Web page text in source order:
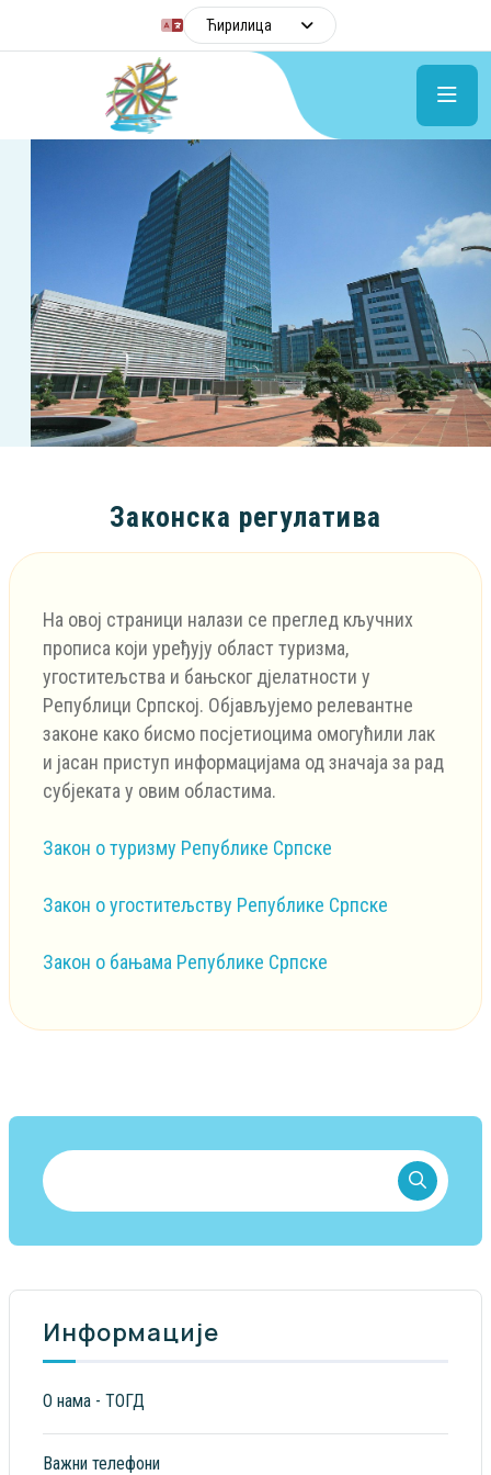
Ћирилица
Законска регулатива
На овој страници налази се преглед кључних
прописа који уређују област туризма,
угоститељства и бањског дјелатности у
Републици Српској. Објављујемо релевантне
законе како бисмо посјетиоцима омогућили лак
и јасан приступ информацијама од значаја за рад
субјеката у овим областима.
Закон о туризму Републике Српске
Закон о угоститељству Републике Српске
Закон о бањама Републике Српске
Информације
О нама - ТОГД
Важни телефони